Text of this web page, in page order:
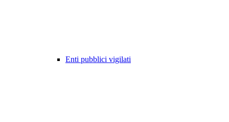
Enti pubblici vigilati